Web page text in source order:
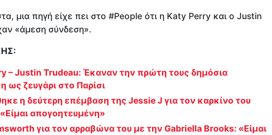
μια πηγή είχε πει στο #People ότι η Κaty Perry και ο Justin
«άμεση σύνδεση».
– Justin Trudeau: Έκαναν την πρώτη τους δημόσια
ως ζευγάρι στο Παρίσι
η δεύτερη επέμβαση της Jessie J για τον καρκίνο του
απογοητευμένη»
για τον αρραβώνα του με την Gabriella Brooks: «Είμαι